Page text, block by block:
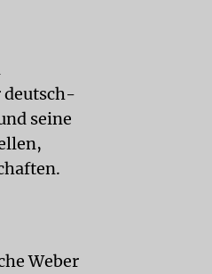
deutsch-
seine
Weber